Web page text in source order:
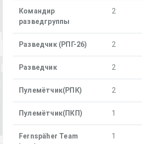
Командир
разведгруппы
2
Разведчик (РПГ-26) 2
Разведчик 2
Пулемётчик(РПК) 2
Пулемётчик(ПКП) 1
Fernspäher Team
1